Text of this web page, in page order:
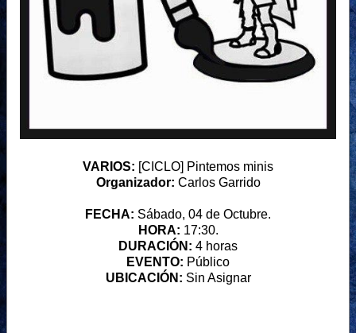
VARIOS: [CICLO] Pintemos minis
Organizador: Carlos Garrido
FECHA: Sábado, 04 de Octubre.
HORA: 17:30.
DURACIÓN: 4 horas
EVENTO: Público
UBICACIÓN: Sin Asignar